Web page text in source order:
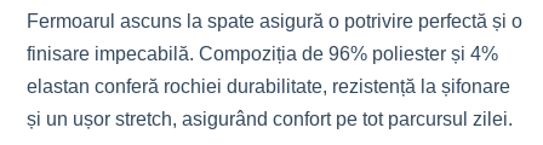
Fermoarul ascuns la spate asigură o potrivire perfectă și o
finisare impecabilă. Compoziția de 96% poliester și 4%
elastan conferă rochiei durabilitate, rezistență la șifonare
și un ușor stretch, asigurând confort pe tot parcursul zilei.